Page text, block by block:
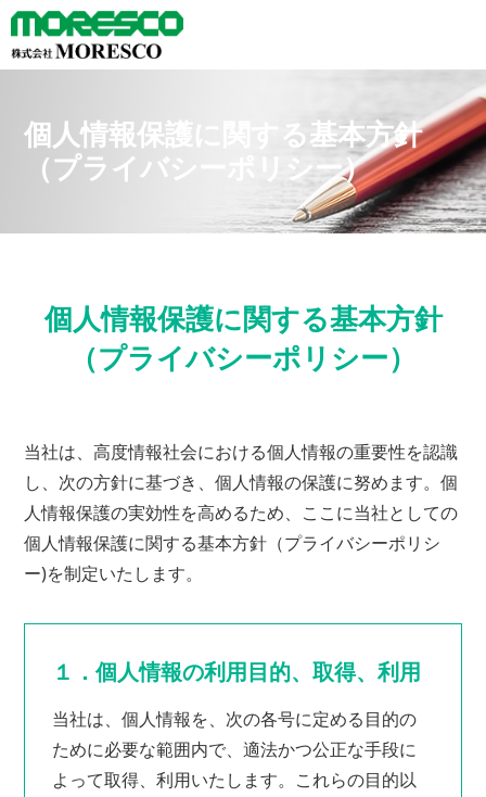
個人情報保護に関する基本方針
（プライバシーポリシー）
個人情報保護に関する基本方針
（プライバシーポリシー）
当社は、高度情報社会における個人情報の重要性を認識
し、次の方針に基づき、個人情報の保護に努めます。個
人情報保護の実効性を高めるため、ここに当社としての
個人情報保護に関する基本方針（プライバシーポリシ
ー)を制定いたします。
１．個人情報の利用目的、取得、利用
当社は、個人情報を、次の各号に定める目的の
ために必要な範囲内で、適法かつ公正な手段に
よって取得、利用いたします。これらの目的以